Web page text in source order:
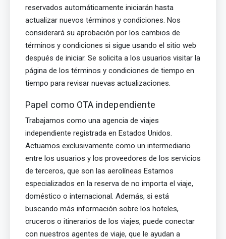
reservados automáticamente iniciarán hasta
actualizar nuevos términos y condiciones. Nos
considerará su aprobación por los cambios de
términos y condiciones si sigue usando el sitio web
después de iniciar. Se solicita a los usuarios visitar la
página de los términos y condiciones de tiempo en
tiempo para revisar nuevas actualizaciones.
Papel como OTA independiente
Trabajamos como una agencia de viajes
independiente registrada en Estados Unidos.
Actuamos exclusivamente como un intermediario
entre los usuarios y los proveedores de los servicios
de terceros, que son las aerolíneas Estamos
especializados en la reserva de no importa el viaje,
doméstico o internacional. Además, si está
buscando más información sobre los hoteles,
cruceros o itinerarios de los viajes, puede conectar
con nuestros agentes de viaje, que le ayudan a